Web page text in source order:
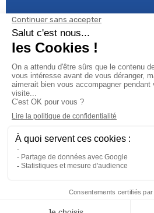
Informations
Climservice
Informations